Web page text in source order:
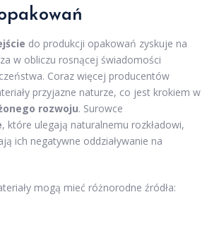
do produkcji opakowań zyskuje na
w obliczu rosnącej świadomości
Coraz więcej producentów
przyjazne naturze, co jest krokiem w
rozwoju. Surowce
, które ulegają naturalnemu rozkładowi,
ich negatywne oddziaływanie na
mogą mieć różnorodne źródła: